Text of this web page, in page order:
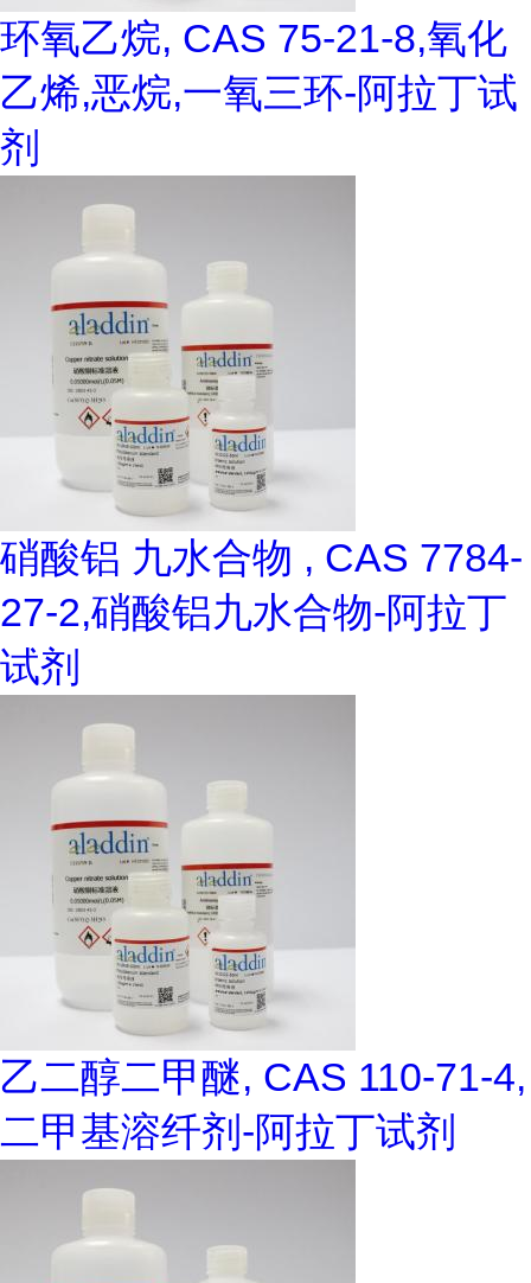
环氧乙烷, CAS 75-21-8,氧化
乙烯,恶烷,一氧三环-阿拉丁试
剂
硝酸铝 九水合物 , CAS 7784-
27-2,硝酸铝九水合物-阿拉丁
试剂
乙二醇二甲醚, CAS 110-71-4,
二甲基溶纤剂-阿拉丁试剂